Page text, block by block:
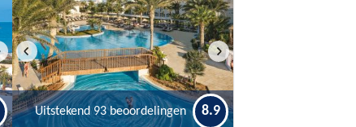
Uitstekend 93 beoordelingen 8.9